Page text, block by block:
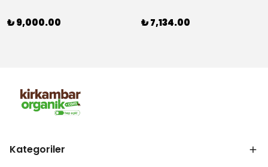
₺ 9,000.00 ₺ 7,134.00
Kategoriler